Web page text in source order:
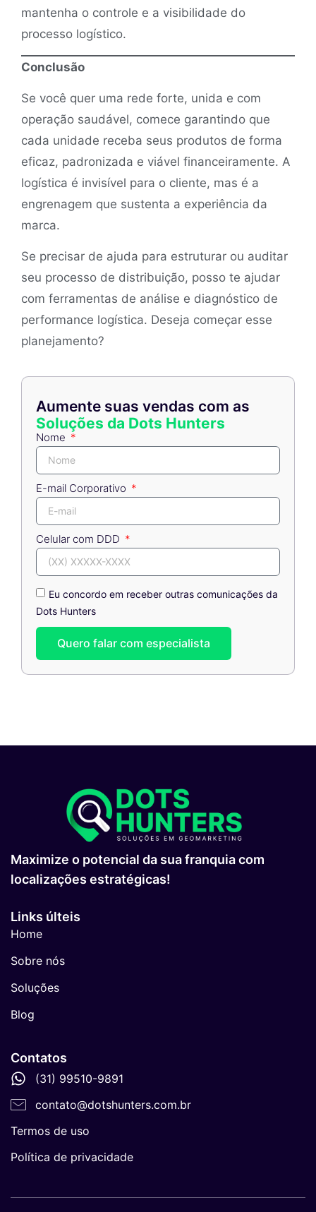
mantenha o controle e a visibilidade do
processo logístico.
Conclusão
Se você quer uma rede forte, unida e com
operação saudável, comece garantindo que
cada unidade receba seus produtos de forma
eficaz, padronizada e viável financeiramente. A
logística é invisível para o cliente, mas é a
engrenagem que sustenta a experiência da
marca.
Se precisar de ajuda para estruturar ou auditar
seu processo de distribuição, posso te ajudar
com ferramentas de análise e diagnóstico de
performance logística. Deseja começar esse
planejamento?
Aumente suas vendas com as
Soluções da Dots Hunters
Nome
E-mail Corporativo
Celular com DDD
Eu concordo em receber outras comunicações da
Dots Hunters
Quero falar com especialista
Maximize o potencial da sua franquia com
localizações estratégicas!
Links últeis
Home
Sobre nós
Soluções
Blog
Contatos
(31) 99510-9891
contato@dotshunters.com.br
Termos de uso
Política de privacidade